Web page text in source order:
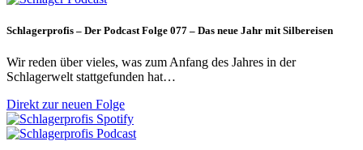
Schlagerprofis – Der Podcast Folge 077 – Das neue Jahr mit Silbereisen
Wir reden über vieles, was zum Anfang des Jahres in der
Schlagerwelt stattgefunden hat…
Direkt zur neuen Folge